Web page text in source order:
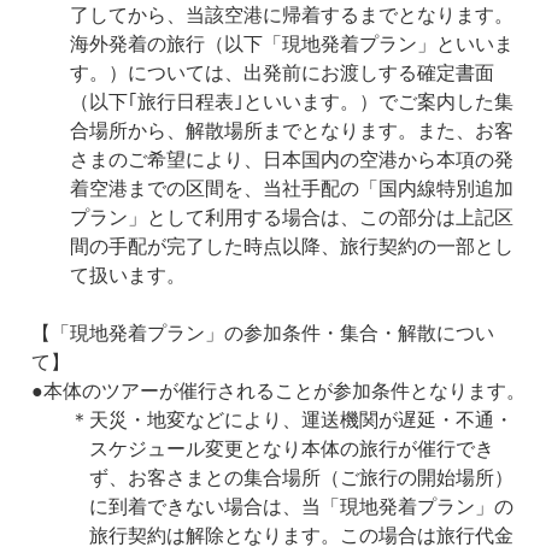
了してから、当該空港に帰着するまでとなります。
海外発着の旅行（以下「現地発着プラン」といいま
す。）については、出発前にお渡しする確定書面
（以下｢旅行日程表｣といいます。）でご案内した集
合場所から、解散場所までとなります。また、お客
さまのご希望により、日本国内の空港から本項の発
着空港までの区間を、当社手配の「国内線特別追加
プラン」として利用する場合は、この部分は上記区
間の手配が完了した時点以降、旅行契約の一部とし
て扱います。
【「現地発着プラン」の参加条件・集合・解散につい
て】
●本体のツアーが催行されることが参加条件となります。
＊天災・地変などにより、運送機関が遅延・不通・
スケジュール変更となり本体の旅行が催行でき
ず、お客さまとの集合場所（ご旅行の開始場所）
に到着できない場合は、当「現地発着プラン」の
旅行契約は解除となります。この場合は旅行代金